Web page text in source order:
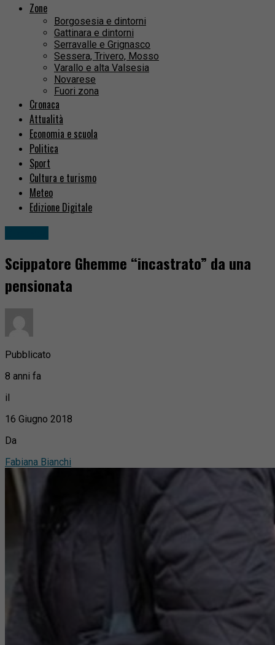
Zone
Borgosesia e dintorni
Gattinara e dintorni
Serravalle e Grignasco
Sessera, Trivero, Mosso
Varallo e alta Valsesia
Novarese
Fuori zona
Cronaca
Attualità
Economia e scuola
Politica
Sport
Cultura e turismo
Meteo
Edizione Digitale
Scippatore Ghemme “incastrato” da una
pensionata
Pubblicato
8 anni fa
il
16 Giugno 2018
Da
Fabiana Bianchi